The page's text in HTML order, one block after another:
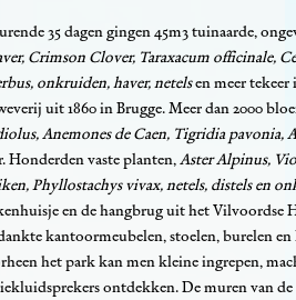
35 dagen gingen 45m3 tuinaarde,
Crimson Clover, Taraxacum officinale,
onkruiden, haver, netelsen meer
uit 1860 in Brugge. Meer dan 2000
Anemones de Caen, Tigridia pavonia,
Honderden vaste planten,Aster Alpinus,
Phyllostachys vivax, netels, distels en
en de hangbrug uit het Vilvoordse
kantoormeubelen, stoelen, burelen en
het park kan men kleine ingrepen,
ontdekken. De muren van